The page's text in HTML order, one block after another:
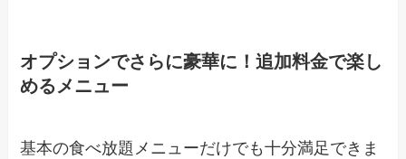
オプションでさらに豪華に！追加料金で楽し
めるメニュー
基本の食べ放題メニューだけでも十分満足できま